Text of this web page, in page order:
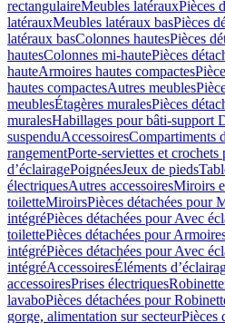
rectangulaireMeubles latérauxPièces
latérauxMeubles latéraux basPièces
latéraux basColonnes hautesPièces
hautesColonnes mi-hautePièces
hauteArmoires hautes compactes
hautes compactesAutres meubles
meublesÉtagères muralesPièces
muralesHabillages pour bâti-support
suspenduAccessoiresCompartiments
rangementPorte-serviettes et crochets
d’éclairagePoignéesJeux de pieds
électriquesAutres accessoiresMiroirs
toiletteMiroirsPièces détachées pour
intégréPièces détachées pour Avec
toilettePièces détachées pour
intégréPièces détachées pour Avec
intégréAccessoiresÉléments
accessoiresPrises électriques
lavaboPièces détachées pour
gorge, alimentation sur secteurPièces